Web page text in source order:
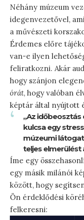
Néhány múzeum
idegenvezetővel,
a művészeti
Érdemes előre
van-e ilyen
feliratkozni. Akár
hogy szánjon
órát, hogy valóban
képtár által nyújtott
„Az időbeosztás
kulcsa egy
múzeumi
teljes elmerülést
Íme egy
egy másik milánói
között, hogy
Ön érdeklődési
felkeresni: